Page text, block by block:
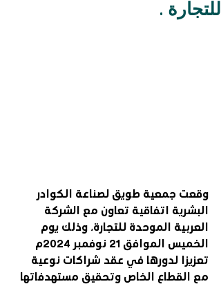
للتجارة .
وقعت جمعية طويق لصناعة الكوادر
البشرية اتفاقية تعاون مع الشركة
العربية الموحدة للتجارة، وذلك يوم
الخميس الموافق 21 نوفمبر 2024م
تعزيزا لدورها في عقد شراكات نوعية
مع القطاع الخاص وتحقيق مستهدفاتها